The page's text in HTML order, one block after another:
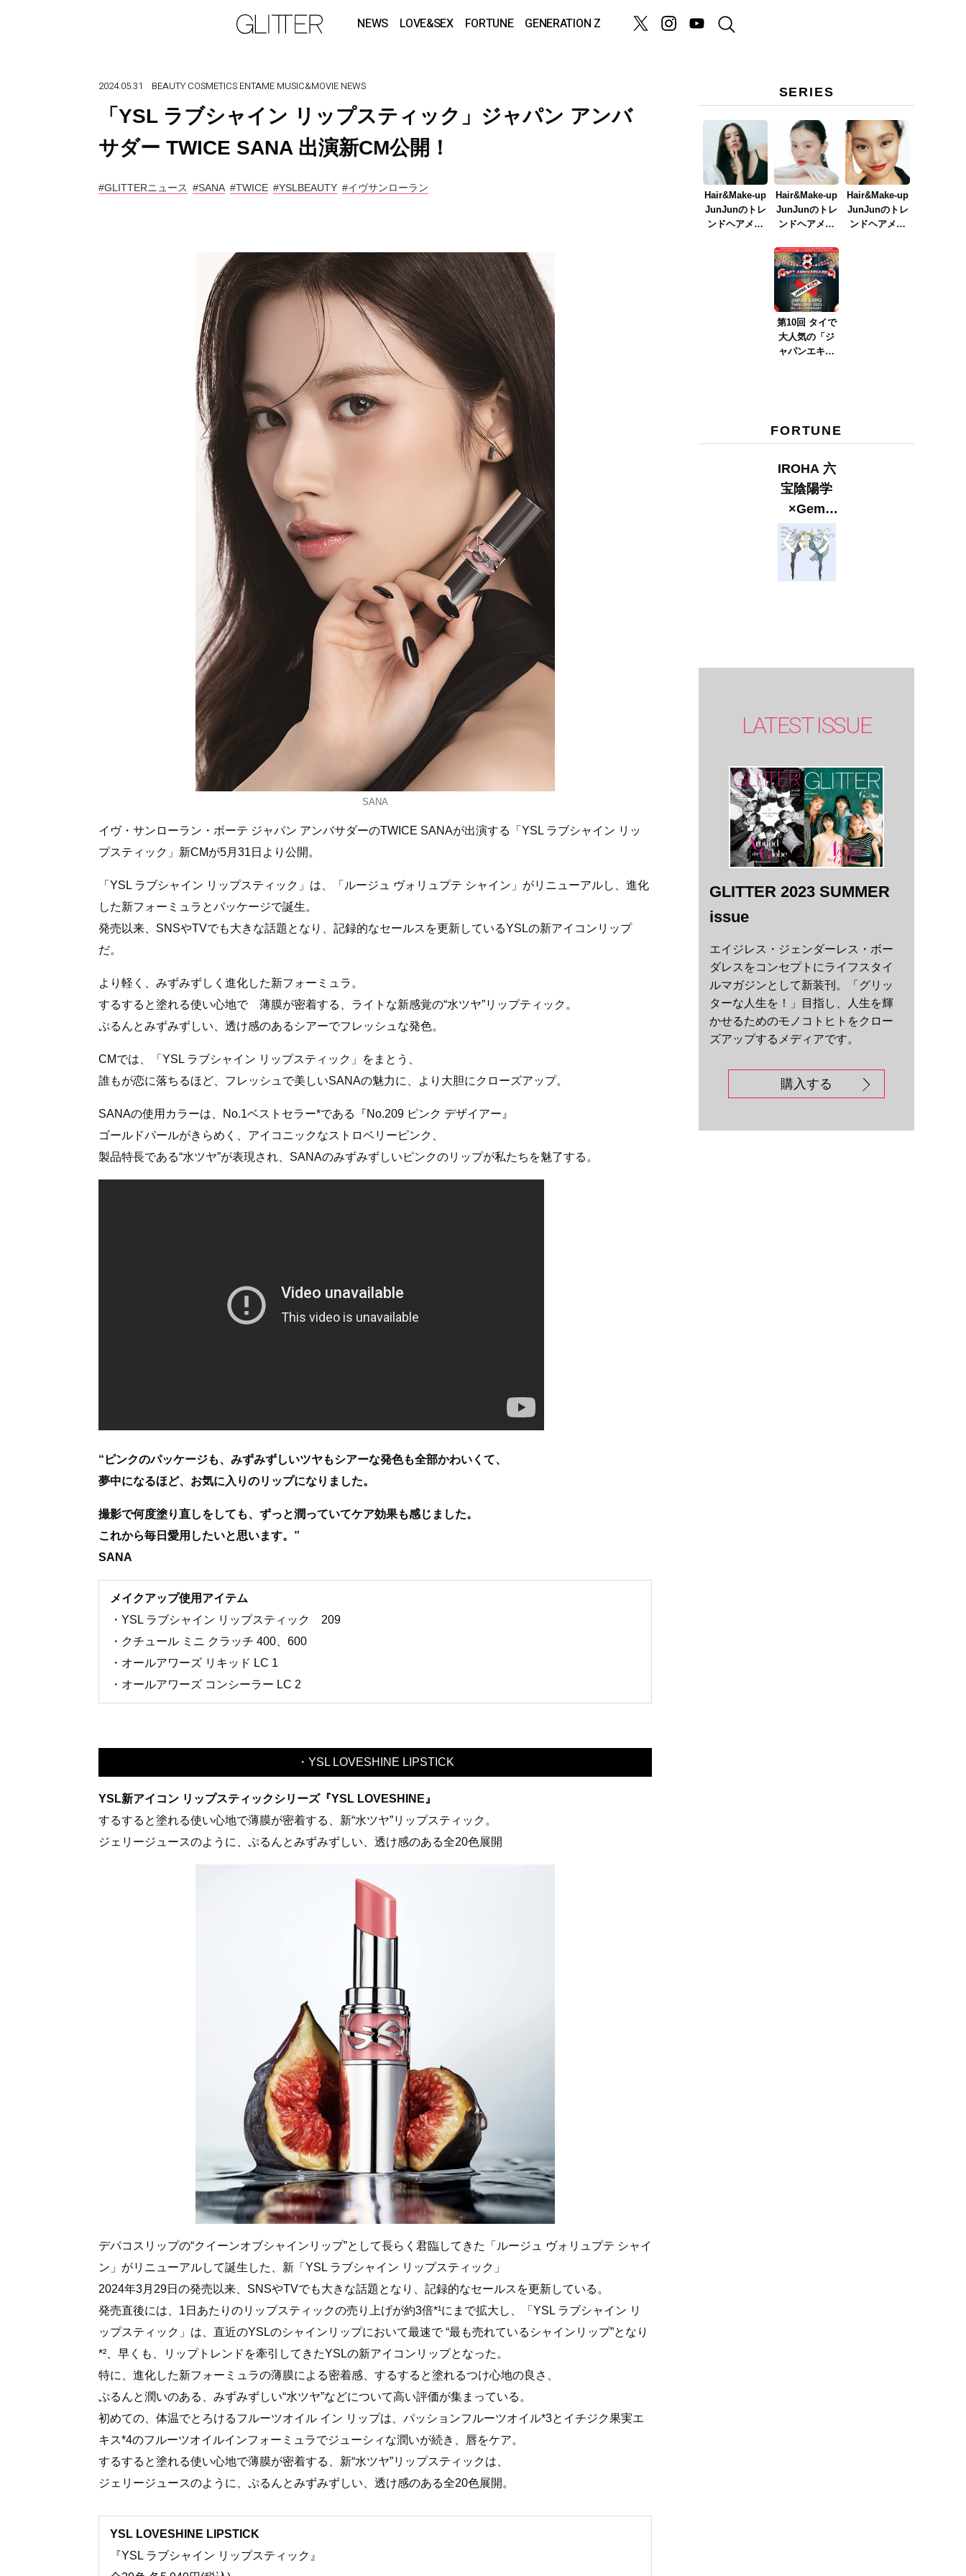
NEWS LOVE&SEX FORTUNE GENERATION Z
2024.05.31 BEAUTY COSMETICS ENTAME MUSIC&MOVIE NEWS
「YSL ラブシャイン リップスティック」ジャパン アンバ
サダー TWICE SANA 出演新CM公開！
#GLITTERニュース #SANA #TWICE #YSLBEAUTY #イヴサンローラン
SANA
イヴ・サンローラン・ボーテ ジャパン アンバサダーのTWICE SANAが出演する「YSL ラブシャイン リッ
プスティック」新CMが5月31日より公開。
「YSL ラブシャイン リップスティック」は、「ルージュ ヴォリュプテ シャイン」がリニューアルし、進化
した新フォーミュラとパッケージで誕生。
発売以来、SNSやTVでも大きな話題となり、記録的なセールスを更新しているYSLの新アイコンリップ
だ。
より軽く、みずみずしく進化した新フォーミュラ。
するすると塗れる使い心地で 薄膜が密着する、ライトな新感覚の“水ツヤ”リップティック。
ぷるんとみずみずしい、透け感のあるシアーでフレッシュな発色。
CMでは、「YSL ラブシャイン リップスティック」をまとう、
誰もが恋に落ちるほど、フレッシュで美しいSANAの魅力に、より大胆にクローズアップ。
SANAの使用カラーは、No.1ベストセラー*である『No.209 ピンク デザイアー』
ゴールドパールがきらめく、アイコニックなストロベリーピンク、
製品特長である“水ツヤ”が表現され、SANAのみずみずしいピンクのリップが私たちを魅了する。
“ピンクのパッケージも、みずみずしいツヤもシアーな発色も全部かわいくて、
夢中になるほど、お気に入りのリップになりました。
撮影で何度塗り直しをしても、ずっと潤っていてケア効果も感じました。
これから毎日愛用したいと思います。”
SANA
メイクアップ使用アイテム
・YSL ラブシャイン リップスティック 209
・クチュール ミニ クラッチ 400、600
・オールアワーズ リキッド LC 1
・オールアワーズ コンシーラー LC 2
・YSL LOVESHINE LIPSTICK
YSL新アイコン リップスティックシリーズ『YSL LOVESHINE』
するすると塗れる使い心地で薄膜が密着する、新“水ツヤ”リップスティック。
ジェリージュースのように、ぷるんとみずみずしい、透け感のある全20色展開
デパコスリップの“クイーンオブシャインリップ”として長らく君臨してきた「ルージュ ヴォリュプテ シャイ
ン」がリニューアルして誕生した、新「YSL ラブシャイン リップスティック」
2024年3月29日の発売以来、SNSやTVでも大きな話題となり、記録的なセールスを更新している。
発売直後には、1日あたりのリップスティックの売り上げが約3倍*¹にまで拡大し、「YSL ラブシャイン リ
ップスティック」は、直近のYSLのシャインリップにおいて最速で “最も売れているシャインリップ”となり
*²、早くも、リップトレンドを牽引してきたYSLの新アイコンリップとなった。
特に、進化した新フォーミュラの薄膜による密着感、するすると塗れるつけ心地の良さ、
ぷるんと潤いのある、みずみずしい“水ツヤ”などについて高い評価が集まっている。
初めての、体温でとろけるフルーツオイル イン リップは、パッションフルーツオイル*3とイチジク果実エ
キス*4のフルーツオイルインフォーミュラでジューシィな潤いが続き、唇をケア。
するすると塗れる使い心地で薄膜が密着する、新“水ツヤ”リップスティックは、
ジェリージュースのように、ぷるんとみずみずしい、透け感のある全20色展開。
YSL LOVESHINE LIPSTICK
『YSL ラブシャイン リップスティック』
SERIES
Hair&Make-up
JunJunのトレ
ンドヘアメイ
Hair&Make-up
JunJunのトレ
ンドヘアメイ
イク
ver.2023』
Hair&Make-up
JunJunのトレ
ンドヘアメイ
第10回 タイで
大人気の「ジ
ャパンエキス
FORTUNE
IROHA 六
宝陰陽学
×Gem
Muse
【GLITTER
2023
LATEST ISSUE
GLITTER 2023 SUMMER
issue
エイジレス・ジェンダーレス・ボー
ダレスをコンセプトにライフスタイ
ルマガジンとして新装刊。「グリッ
ターな人生を！」目指し、人生を輝
かせるためのモノコトヒトをクロー
ズアップするメディアです。
購入する